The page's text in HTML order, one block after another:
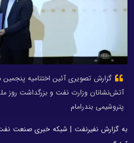
گزارش تصویری آئین اختتامیه
آتش‌نشانان وزارت نفت و بزرگداشت روز
پتروشیمی بندرامام
به گزارش نفیرنفت | شبکه خبری صنعت نفت